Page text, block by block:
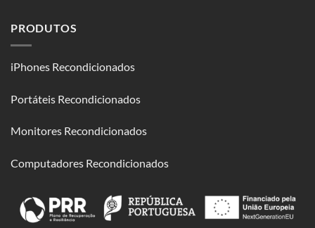
PRODUTOS
iPhones Recondicionados
Portáteis Recondicionados
Monitores Recondicionados
Computadores Recondicionados